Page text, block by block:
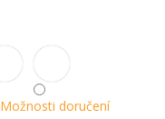
Možnosti doručení